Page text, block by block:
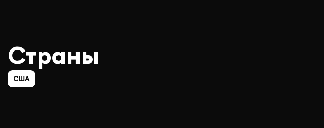
Страны
США